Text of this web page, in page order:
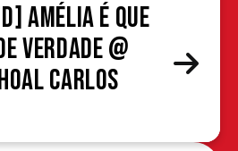
Amélia é que
verdade @
Carlos